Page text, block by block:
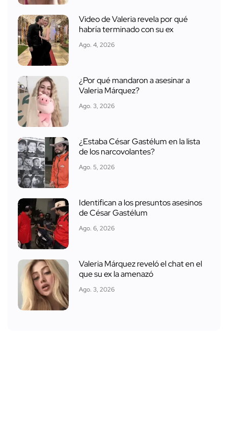
Video de Valeria revela por qué
habría terminado con su ex
Ago. 4, 2026
¿Por qué mandaron a asesinar a
Valeria Márquez?
Ago. 3, 2026
¿Estaba César Gastélum en la lista
de los narcovolantes?
Ago. 5, 2026
Identifican a los presuntos asesinos
de César Gastélum
Ago. 6, 2026
Valeria Márquez reveló el chat en el
que su ex la amenazó
Ago. 3, 2026